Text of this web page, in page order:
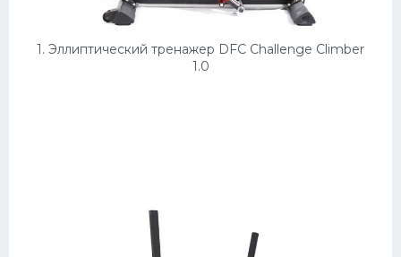
1. Эллиптический тренажер DFC Challenge Climber
1.0
Интерьеры квартир